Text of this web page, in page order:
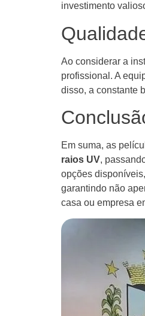
investimento
Ao considerar a
profissional. A
disso, a constante
Em suma, as
raios UV,
opções
garantindo não
casa ou empresa